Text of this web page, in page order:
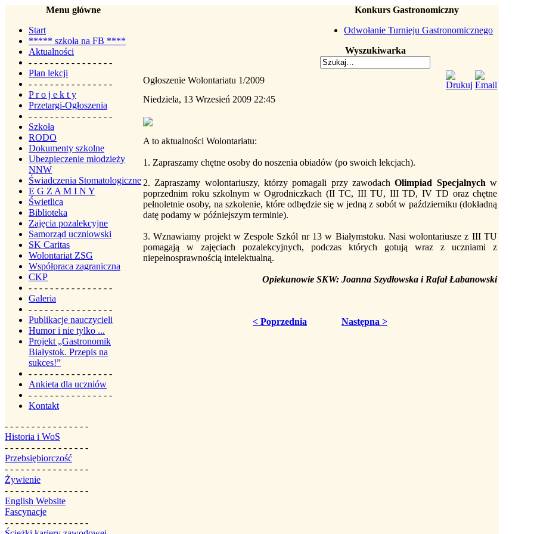
Menu główne
Start
***** szkoła na FB ****
Aktualności
- - - - - - - - - - - - - - - -
Plan lekcji
- - - - - - - - - - - - - - - -
P r o j e k t y
Przetargi-Ogłoszenia
- - - - - - - - - - - - - - - -
Szkoła
RODO
Dokumenty szkolne
Ubezpieczenie młodzieży
NNW
Świadczenia Stomatologiczne
E G Z A M I N Y
Świetlica
Biblioteka
Zajęcia pozalekcyjne
Samorząd uczniowski
SK Caritas
Wolontariat ZSG
Współpraca zagraniczna
CKP
- - - - - - - - - - - - - - - -
Galeria
- - - - - - - - - - - - - - - -
Publikacje nauczycieli
Humor i nie tylko ...
Projekt „Gastronomik
Białystok. Przepis na
sukces!”
- - - - - - - - - - - - - - - -
Ankieta dla uczniów
- - - - - - - - - - - - - - - -
Kontakt
- - - - - - - - - - - - - - - -
Historia i WoS
- - - - - - - - - - - - - - - -
Przebsiębiorczość
- - - - - - - - - - - - - - - -
Żywienie
- - - - - - - - - - - - - - - -
English Website
Fascynacje
- - - - - - - - - - - - - - - -
Konkurs Gastronomiczny
Odwołanie Turnieju Gastronomicznego
Wyszukiwarka
Ogłoszenie Wolontariatu 1/2009
Niedziela, 13 Wrzesień 2009 22:45
A to aktualności Wolontariatu:
1. Zapraszamy chętne osoby do noszenia obiadów (po swoich lekcjach).
2. Zapraszamy wolontariuszy, którzy pomagali przy zawodachOlimpiad Specjalnych w
poprzednim roku szkolnym w Ogrodniczkach (II TC, III TU, III TD, IV TD oraz chętne
pełnoletnie osoby, na szkolenie, które odbędzie się w jedną z sobót w październiku (dokładną
datę podamy w późniejszym terminie).
3. Wznawiamy projekt w Zespole Szkól nr 13 w Białymstoku. Nasi wolontariusze z III TU
pomagają w zajęciach pozalekcyjnych, podczas których gotują wraz z uczniami z
niepełnosprawnością intelektualną.
Opiekunowie SKW: Joanna Szydłowska i Rafał Łabanowski
< Poprzednia Następna >